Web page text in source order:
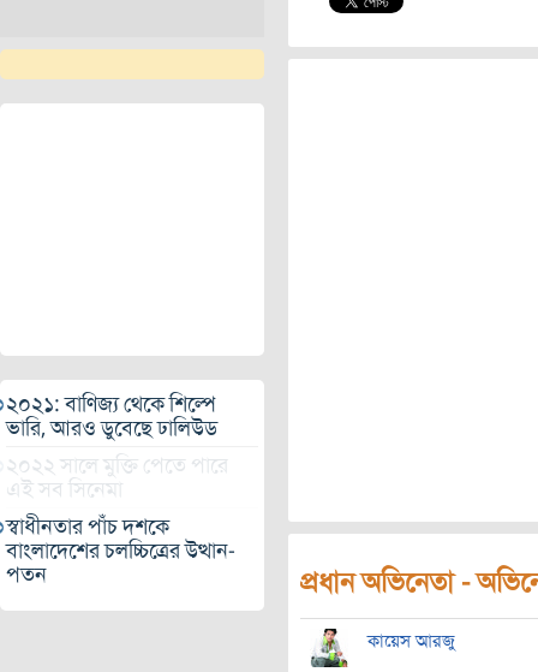
২০২১: বাণিজ্য থেকে শিল্পে
ভারি, আরও ডুবেছে ঢালিউড
২০২২ সালে মুক্তি পেতে পারে
এই সব সিনেমা
স্বাধীনতার পাঁচ দশকে
বাংলাদেশের চলচ্চিত্রের উত্থান-
পতন
প্রধান অভিনেতা -
কায়েস আরজু